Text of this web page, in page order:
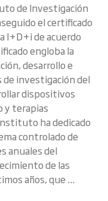
de Investigación
el certificado
I+D+i de acuerdo
engloba la
desarrollo e
de investigación del
dispositivos
y terapias
ha dedicado
controlado de
anuales del
de las
años, que ...